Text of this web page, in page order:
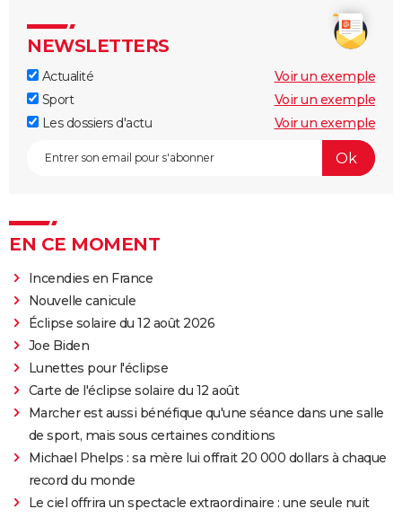
NEWSLETTERS
Actualité
Voir un exemple
Sport
Voir un exemple
Les dossiers d'actu
Voir un exemple
EN CE MOMENT
Incendies en France
Nouvelle canicule
Éclipse solaire du 12 août 2026
Joe Biden
Lunettes pour l'éclipse
Carte de l'éclipse solaire du 12 août
Marcher est aussi bénéfique qu'une séance dans une salle
de sport, mais sous certaines conditions
Michael Phelps : sa mère lui offrait 20 000 dollars à chaque
record du monde
Le ciel offrira un spectacle extraordinaire : une seule nuit